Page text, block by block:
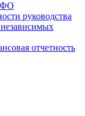
руководства
отчетность